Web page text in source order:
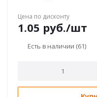
Цена по дисконту
1.05 руб./шт
Есть в наличии (61)